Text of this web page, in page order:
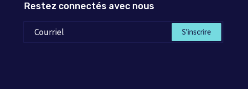
Restez connectés avec nous
S'inscrire